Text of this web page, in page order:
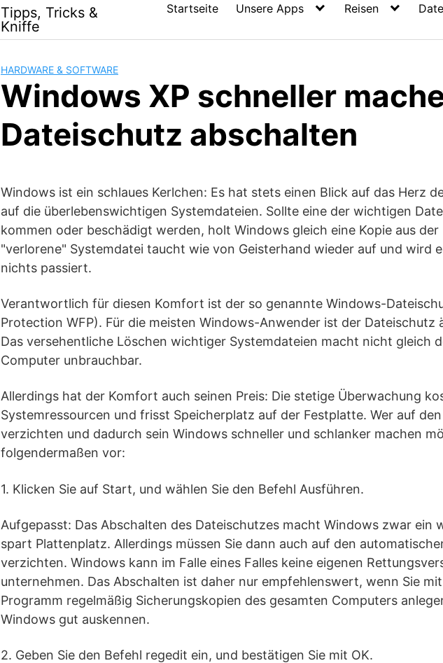
Tipps, Tricks &
Kniffe
Startseite Unsere Apps Reisen
HARDWARE & SOFTWARE
Windows XP schneller
Dateischutz abschalten
Windows ist ein schlaues Kerlchen: Es hat stets einen Blick auf das Herz
auf die überlebenswichtigen Systemdateien. Sollte eine der wichtigen
kommen oder beschädigt werden, holt Windows gleich eine Kopie aus der
"verlorene" Systemdatei taucht wie von Geisterhand wieder auf und wird
nichts passiert.
Verantwortlich für diesen Komfort ist der so genannte Windows-
Protection WFP). Für die meisten Windows-Anwender ist der Dateischutz
Das versehentliche Löschen wichtiger Systemdateien macht nicht gleich
Computer unbrauchbar.
Allerdings hat der Komfort auch seinen Preis: Die stetige Überwachung
Systemressourcen und frisst Speicherplatz auf der Festplatte. Wer auf
verzichten und dadurch sein Windows schneller und schlanker machen
folgendermaßen vor:
1. Klicken Sie auf Start, und wählen Sie den Befehl Ausführen.
Aufgepasst: Das Abschalten des Dateischutzes macht Windows zwar ein
spart Plattenplatz. Allerdings müssen Sie dann auch auf den
verzichten. Windows kann im Falle eines Falles keine eigenen
unternehmen. Das Abschalten ist daher nur empfehlenswert, wenn Sie
Programm regelmäßig Sicherungskopien des gesamten Computers
Windows gut auskennen.
2. Geben Sie den Befehl regedit ein, und bestätigen Sie mit OK.